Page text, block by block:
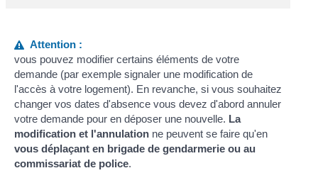
Attention :
vous pouvez modifier certains éléments de votre
demande (par exemple signaler une modification de
l'accès à votre logement). En revanche, si vous souhaitez
changer vos dates d'absence vous devez d'abord annuler
votre demande pour en déposer une nouvelle. La
modification et l'annulationne peuvent se faire qu'en
vous déplaçant en brigade de gendarmerie ou au
commissariat de police.